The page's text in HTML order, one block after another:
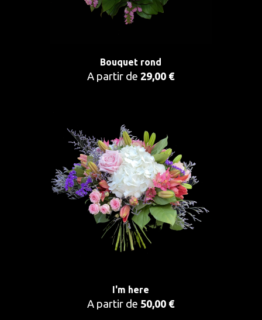
Bouquet rond
A partir de 29,00 €
I'm here
A partir de 50,00 €